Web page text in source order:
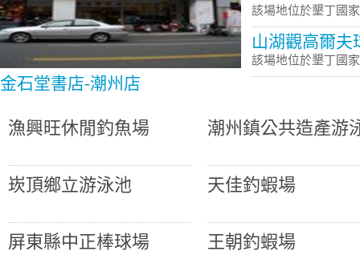
金石堂書店-潮州店
該場地位於墾丁國
山湖觀高爾夫
該場地位於墾丁國
漁興旺休閒釣魚場 潮州鎮公共造產游
崁頂鄉立游泳池 天佳釣蝦場
屏東縣中正棒球場 王朝釣蝦場